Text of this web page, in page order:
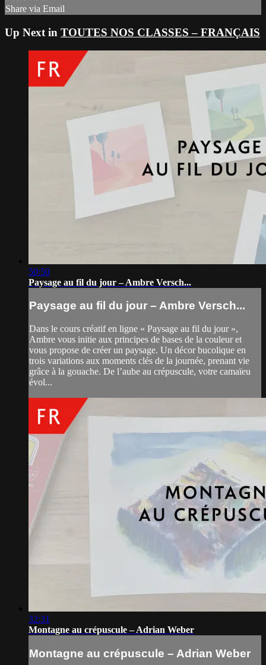
Share via Email
Up Next in TOUTES NOS CLASSES – FRANÇAIS
50:50
Paysage au fil du jour – Ambre Versch...
Paysage au fil du jour – Ambre Versch...
Dans le cours créatif en ligne « Paysage au fil du jour »,
Ambre vous initie aux principes de bases de la couleur et
vous propose de créer un paysage. Un décor bucolique en
trois variations aux moments clés de la journée, prenant vie
grâce à la gouache. De l’aube au crépuscule, votre camaïeu
évol...
32:31
Montagne au crépuscule – Adrian Weber
Montagne au crépuscule – Adrian Weber